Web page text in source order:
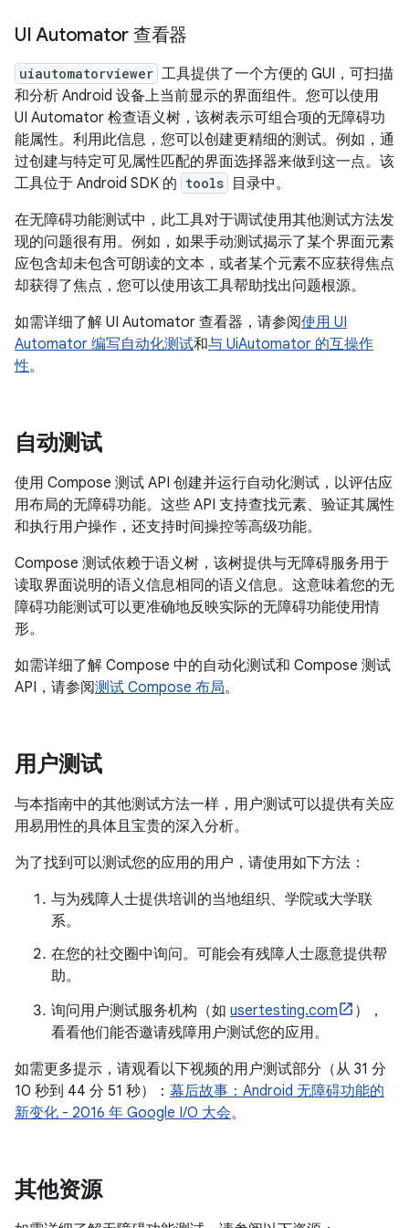
UI Automator 查看器
uiautomatorviewer 工具提供了一个方便的 GUI，可扫描
和分析 Android 设备上当前显示的界面组件。您可以使用
UI Automator 检查语义树，该树表示可组合项的无障碍功
能属性。利用此信息，您可以创建更精细的测试。例如，通
过创建与特定可见属性匹配的界面选择器来做到这一点。该
工具位于 Android SDK 的 tools
目录中。
在无障碍功能测试中，此工具对于调试使用其他测试方法发
现的问题很有用。例如，如果手动测试揭示了某个界面元素
应包含却未包含可朗读的文本，或者某个元素不应获得焦点
却获得了焦点，您可以使用该工具帮助找出问题根源。
如需详细了解 UI Automator 查看器，请参阅使用 UI
Automator 编写自动化测试和与 UiAutomator 的互操作
性。
自动测试
使用 Compose 测试 API 创建并运行自动化测试，以评估应
用布局的无障碍功能。这些 API 支持查找元素、验证其属性
和执行用户操作，还支持时间操控等高级功能。
Compose 测试依赖于语义树，该树提供与无障碍服务用于
读取界面说明的语义信息相同的语义信息。这意味着您的无
障碍功能测试可以更准确地反映实际的无障碍功能使用情
形。
如需详细了解 Compose 中的自动化测试和 Compose 测试
API，请参阅测试 Compose 布局。
用户测试
与本指南中的其他测试方法一样，用户测试可以提供有关应
用易用性的具体且宝贵的深入分析。
为了找到可以测试您的应用的用户，请使用如下方法：
与为残障人士提供培训的当地组织、学院或大学联
系。
在您的社交圈中询问。可能会有残障人士愿意提供帮
助。
询问用户测试服务机构（如 usertesting.com
），
看看他们能否邀请残障用户测试您的应用。
如需更多提示，请观看以下视频的用户测试部分（从 31 分
10 秒到 44 分 51 秒）： 幕后故事：Android 无障碍功能的
新变化 - 2016 年 Google I/O 大会。
其他资源